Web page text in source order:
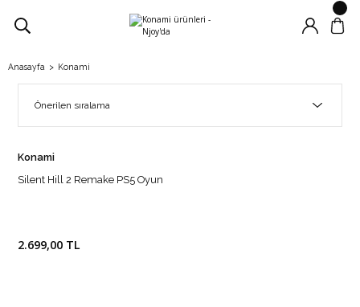
Anasayfa Konami
Konami
Silent Hill 2 Remake PS5 Oyun
2.699,00 TL